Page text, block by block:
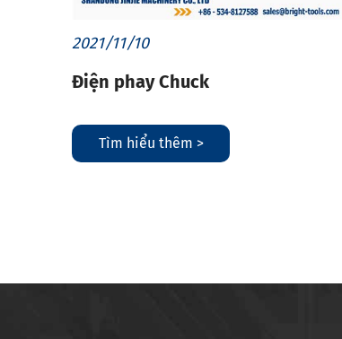
2021/11/10
Điện phay Chuck
Tìm hiểu thêm >